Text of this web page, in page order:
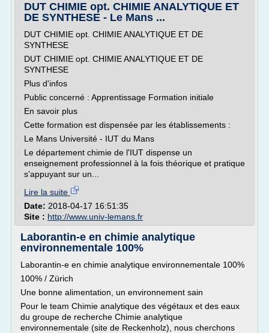
DUT CHIMIE opt. CHIMIE ANALYTIQUE ET
DE SYNTHESE - Le Mans ...
DUT CHIMIE opt. CHIMIE ANALYTIQUE ET DE
SYNTHESE
DUT CHIMIE opt. CHIMIE ANALYTIQUE ET DE
SYNTHESE
Plus d'infos
Public concerné : Apprentissage Formation initiale
En savoir plus
Cette formation est dispensée par les établissements :
Le Mans Université - IUT du Mans
Le département chimie de l'IUT dispense un
enseignement professionnel à la fois théorique et pratique
s'appuyant sur un...
Lire la suite
Date: 2018-04-17 16:51:35
Site : http://www.univ-lemans.fr
Laborantin-e en chimie analytique
environnementale 100%
Laborantin-e en chimie analytique environnementale 100%
100% / Zürich
Une bonne alimentation, un environnement sain
Pour le team Chimie analytique des végétaux et des eaux
du groupe de recherche Chimie analytique
environnementale (site de Reckenholz), nous cherchons